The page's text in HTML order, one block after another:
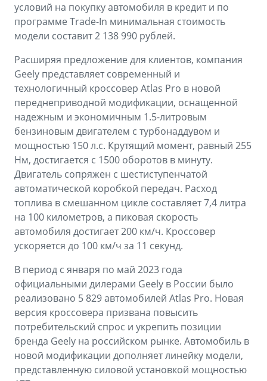
PREFACE
от 3 079 990 ₽*
GEELY EX5
от 3 769 990 ₽*
Расчет КАСКО
Страхование
GEELY Лизинг
Гарантия Geely
Сервисная книжка
Вопросы и ответы
условий на покупку автомобиля в кредит и по
программе Trade-In минимальная стоимость
модели составит 2 138 990 рублей.
Расширяя предложение для клиентов, компания
Geely представляет современный и
технологичный кроссовер Atlas Pro в новой
переднеприводной модификации, оснащенной
надежным и экономичным 1.5-литровым
бензиновым двигателем с турбонаддувом и
мощностью 150 л.с. Крутящий момент, равный 255
Нм, достигается с 1500 оборотов в минуту.
Двигатель сопряжен с шестиступенчатой
автоматической коробкой передач. Расход
топлива в смешанном цикле составляет 7,4 литра
на 100 километров, а пиковая скорость
автомобиля достигает 200 км/ч. Кроссовер
ускоряется до 100 км/ч за 11 секунд.
В период с января по май 2023 года
официальными дилерами Geely в России было
реализовано 5 829 автомобилей Atlas Pro. Новая
версия кроссовера призвана повысить
потребительский спрос и укрепить позиции
бренда Geely на российском рынке. Автомобиль в
новой модификации дополняет линейку модели,
представленную силовой установкой мощностью